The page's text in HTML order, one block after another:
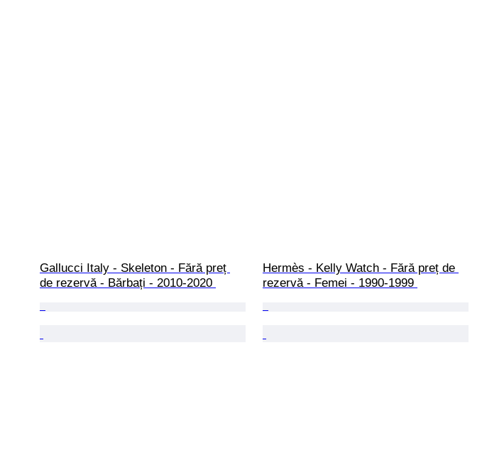
Gallucci Italy - Skeleton - Fără preț
de rezervă - Bărbați - 2010-2020
Hermès - Kelly Watch - Fără preț de
rezervă - Femei - 1990-1999